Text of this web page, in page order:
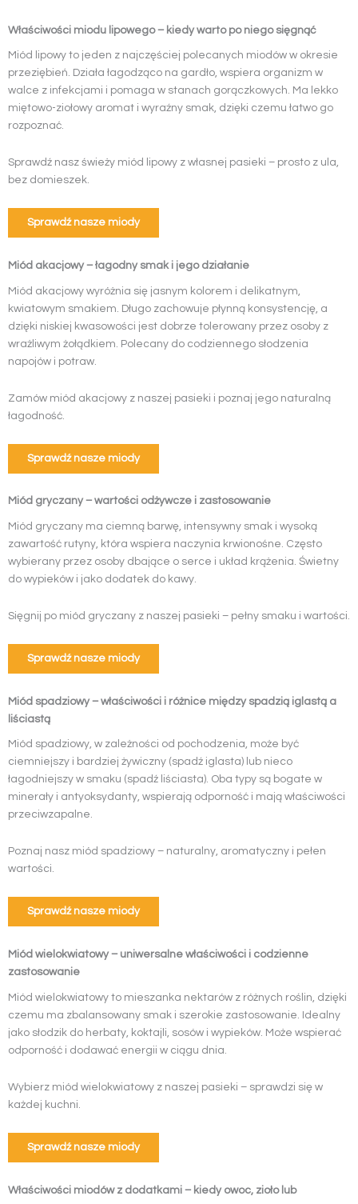
Właściwości miodu lipowego – kiedy warto po niego sięgnąć
Miód lipowy to jeden z najczęściej polecanych miodów w okresie
przeziębień. Działa łagodząco na gardło, wspiera organizm w
walce z infekcjami i pomaga w stanach gorączkowych. Ma lekko
miętowo-ziołowy aromat i wyraźny smak, dzięki czemu łatwo go
rozpoznać.
Sprawdź nasz świeży miód lipowy z własnej pasieki – prosto z ula,
bez domieszek.
Sprawdź nasze miody
Miód akacjowy – łagodny smak i jego działanie
Miód akacjowy wyróżnia się jasnym kolorem i delikatnym,
kwiatowym smakiem. Długo zachowuje płynną konsystencję, a
dzięki niskiej kwasowości jest dobrze tolerowany przez osoby z
wrażliwym żołądkiem. Polecany do codziennego słodzenia
napojów i potraw.
Zamów miód akacjowy z naszej pasieki i poznaj jego naturalną
łagodność.
Sprawdź nasze miody
Miód gryczany – wartości odżywcze i zastosowanie
Miód gryczany ma ciemną barwę, intensywny smak i wysoką
zawartość rutyny, która wspiera naczynia krwionośne. Często
wybierany przez osoby dbające o serce i układ krążenia. Świetny
do wypieków i jako dodatek do kawy.
Sięgnij po miód gryczany z naszej pasieki – pełny smaku i wartości.
Sprawdź nasze miody
Miód spadziowy – właściwości i różnice między spadzią iglastą a
liściastą
Miód spadziowy, w zależności od pochodzenia, może być
ciemniejszy i bardziej żywiczny (spadź iglasta) lub nieco
łagodniejszy w smaku (spadź liściasta). Oba typy są bogate w
minerały i antyoksydanty, wspierają odporność i mają właściwości
przeciwzapalne.
Poznaj nasz miód spadziowy – naturalny, aromatyczny i pełen
wartości.
Sprawdź nasze miody
Miód wielokwiatowy – uniwersalne właściwości i codzienne
zastosowanie
Miód wielokwiatowy to mieszanka nektarów z różnych roślin, dzięki
czemu ma zbalansowany smak i szerokie zastosowanie. Idealny
jako słodzik do herbaty, koktajli, sosów i wypieków. Może wspierać
odporność i dodawać energii w ciągu dnia.
Wybierz miód wielokwiatowy z naszej pasieki – sprawdzi się w
każdej kuchni.
Sprawdź nasze miody
Właściwości miodów z dodatkami – kiedy owoc, zioło lub